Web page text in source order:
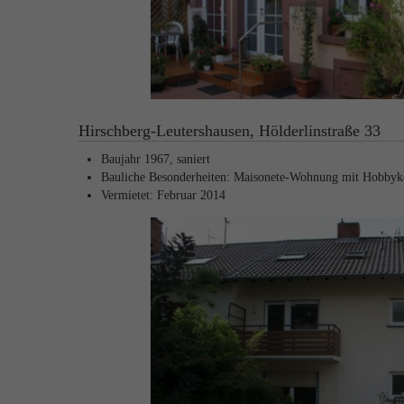
Hirschberg-Leutershausen, Hölderlinstraße 33
Baujahr 1967, saniert
Bauliche Besonderheiten: Maisonete-Wohnung mit
Vermietet: Februar 2014